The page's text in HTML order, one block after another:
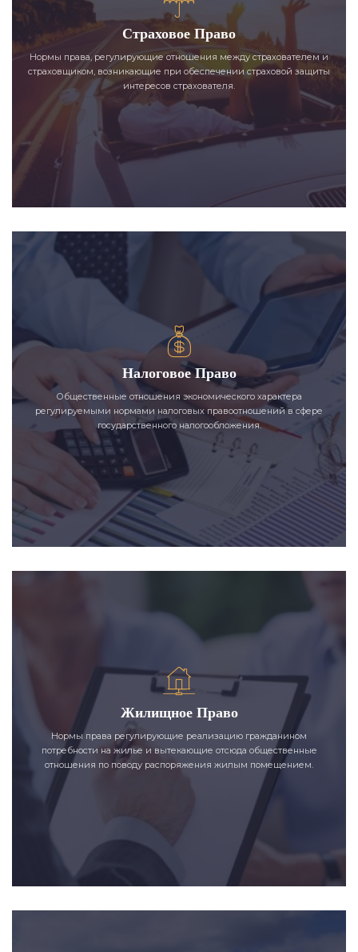
Страховое Право
Нормы права, регулирующие отношения между страхователем и
страховщиком, возникающие при обеспечении страховой защиты
интересов страхователя.
Налоговое Право
Общественные отношения экономического характера
регулируемыми нормами налоговых правоотношений в сфере
государственного налогообложения.
Жилищное Право
Нормы права регулирующие реализацию гражданином
потребности на жилье и вытекающие отсюда общественные
отношения по поводу распоряжения жилым помещением.